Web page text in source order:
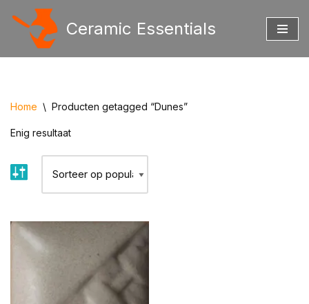
Ceramic Essentials
Home \ Producten getagged “Dunes”
Enig resultaat